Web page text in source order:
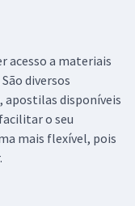
acesso a materiais
diversos
apostilas disponíveis
o seu
mais flexível, pois